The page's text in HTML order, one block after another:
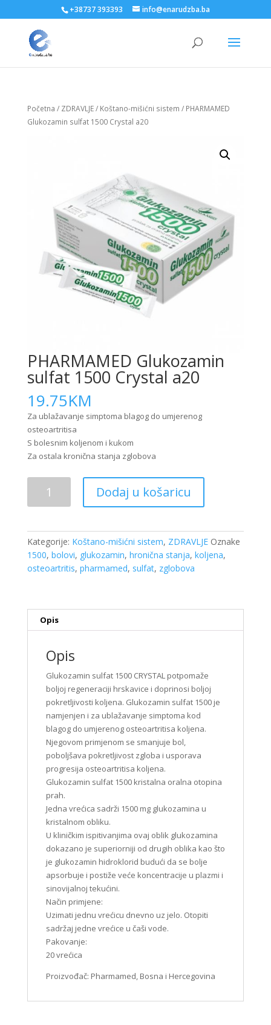
+38737 393393 info@enarudzba.ba
Početna / ZDRAVLJE/ Koštano-mišićni sistem / PHARMAMED
Glukozamin sulfat 1500 Crystal a20
PHARMAMED Glukozamin
sulfat 1500 Crystal a20
19.75KM
Za ublažavanje simptoma blagog do umjerenog
osteoartritisa
S bolesnim koljenom i kukom
Za ostala kronična stanja zglobova
Glukozamin
sulfat
Crystal
a20
količina
Dodaj u košaricu
Kategorije: Koštano-mišićni sistem, ZDRAVLJE Oznake
1500, bolovi, glukozamin, hronična stanja, koljena,
osteoartritis, pharmamed, sulfat, zglobova
Opis
Opis
Glukozamin sulfat 1500 CRYSTAL potpomaže
boljoj regeneraciji hrskavice i doprinosi boljoj
pokretljivosti koljena. Glukozamin sulfat 1500 je
namjenjen i za ublažavanje simptoma kod
blagog do umjerenog osteoartritisa koljena.
Njegovom primjenom se smanjuje bol,
poboljšava pokretljivost zgloba i usporava
progresija osteoartritisa koljena.
Glukozamin sulfat 1500 kristalna oralna otopina
prah.
Jedna vrećica sadrži 1500 mg glukozamina u
kristalnom obliku.
U kliničkim ispitivanjima ovaj oblik glukozamina
dokazano je superiorniji od drugih oblika kao što
je glukozamin hidroklorid budući da se bolje
apsorbuje i postiže veće koncentracije u plazmi i
sinovijalnoj tekućini.
Način primjene:
Uzimati jednu vrećicu dnevno uz jelo. Otopiti
sadržaj jedne vrećice u čaši vode.
Pakovanje:
20 vrećica
Proizvođač: Pharmamed, Bosna i Hercegovina